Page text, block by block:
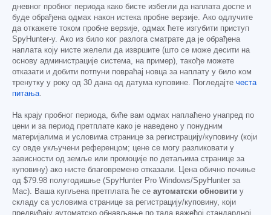
дневног пробног периода како бисте избегли да наплата доспе и
буде обрађена одмах након истека пробне верзије. Ако одлучите
да откажете током пробне верзије, одмах ћете изгубити приступ
SpyHunter-у. Ако из било ког разлога сматрате да је обрађена
наплата коју нисте желели да извршите (што се може десити на
основу администрације система, на пример), такође можете
отказати и добити потпуни повраћај новца за наплату у било ком
тренутку у року од 30 дана од датума куповине. Погледајте честа
питања.
На крају пробног периода, биће вам одмах наплаћено унапред по
цени и за период претплате како је наведено у понудним
материјалима и условима странице за регистрацију/куповину (који
су овде укључени референцом; цене се могу разликовати у
зависности од земље или промоције по детаљима странице за
куповину) ако нисте благовремено отказали. Цена обично почиње
од $79.98 полугодишње (SpyHunter Pro Windows/SpyHunter за
Mac). Ваша купљена претплата ће се аутоматски обновити у
складу са условима странице за регистрацију/куповину, који